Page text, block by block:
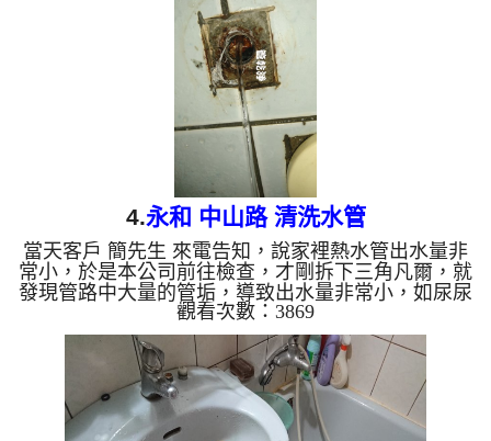
4.永和 中山路 清洗水管
當天客戶 簡先生 來電告知，說家裡熱水管出水量非
常小，於是本公司前往檢查，才剛拆下三角凡爾，就
發現管路中大量的管垢，導致出水量非常小，如尿尿
般的大小，如下圖，於是本公司架起 水管清洗機 ，
開始 洗水管 ， 管路不斷噴出髒的水，如下圖，清洗
過程幾次 水管堵塞 數次，本公司改用特殊工法， 水
管清洗 約兩個多小時，客戶終於能正常使用熱水
了。 清洗水管,水管清洗, 洗水管, 熱水管堵塞, 熱水忽
冷忽熱 ...
觀看次數：3869